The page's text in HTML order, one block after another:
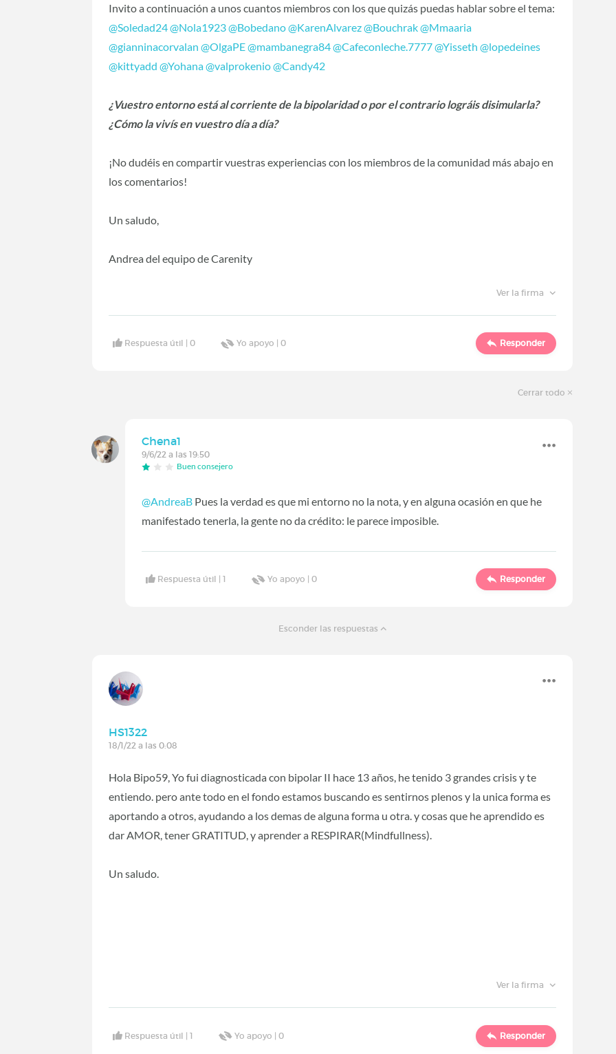
Invito a continuación a unos cuantos miembros con los que quizás puedas hablar sobre el tema:
@Soledad24@Nola1923@Bobedano@KarenAlvarez@Bouchrak@Mmaaria
@gianninacorvalan @OlgaPE@mambanegra84@Cafeconleche.7777@Yisseth @lopedeines
@kittyadd @Yohana@valprokenio@Candy42
¿Vuestro entorno está al corriente de la bipolaridad o por el contrario lográis disimularla?
¿Cómo la vivís en vuestro día a día?
¡No dudéis en compartir vuestras experiencias con los miembros de la comunidad más abajo en
los comentarios!
Un saludo,
Andrea del equipo de Carenity
Ver la firma
Respuesta útil |0 Yo apoyo |0 Responder
Cerrar todo
Chena1
9/6/22 a las 19:50
Buen consejero
@AndreaB Pues la verdad es que mi entorno no la nota, y en alguna ocasión en que he
manifestado tenerla, la gente no da crédito: le parece imposible.
Respuesta útil |1 Yo apoyo |0 Responder
Esconder las respuestas
HS1322
18/1/22 a las 0:08
Hola Bipo59, Yo fui diagnosticada con bipolar II hace 13 años, he tenido 3 grandes crisis y te
entiendo. pero ante todo en el fondo estamos buscando es sentirnos plenos y la unica forma es
aportando a otros, ayudando a los demas de alguna forma u otra. y cosas que he aprendido es
dar AMOR, tener GRATITUD, y aprender a RESPIRAR(Mindfullness).
Un saludo.
Ver la firma
Respuesta útil |1 Yo apoyo |0 Responder